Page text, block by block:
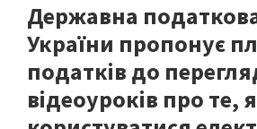
Державна
України пропонує
податків до
відеоуроків про те,